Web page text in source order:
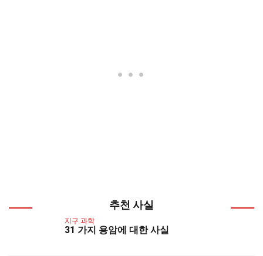
추천 사실
지구 과학
31 가지 용암에 대한 사실